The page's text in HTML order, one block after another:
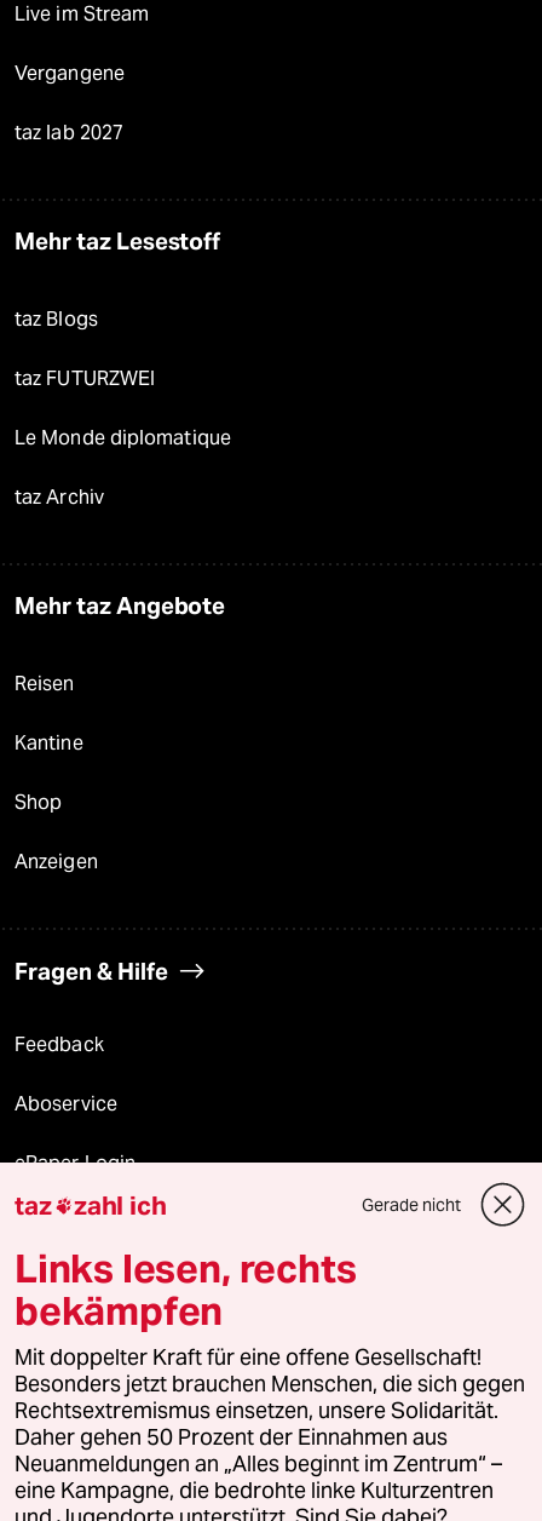
Live im Stream
Vergangene
taz lab 2027
Mehr taz Lesestoff
taz Blogs
taz FUTURZWEI
Le Monde diplomatique
taz Archiv
Mehr taz Angebote
Reisen
Kantine
Shop
Anzeigen
Fragen & Hilfe
Feedback
Aboservice
ePaper Login
Downloads für Abonnierende
© 2026 taz Verlags und Vertriebs GmbH
Alle Rechte vorbehalten. Bei rechtlichen Fragen oder für Genehmigungen
wenden Sie sich bitte an
lizenzen@taz.de
Feedback Redaktionsstatut Kommune-Richtlinien
Leitlinie Informant Datenschutz Impressum AGB
taz zahl ich Gerade nicht
Links lesen, rechts
bekämpfen
Mit doppelter Kraft für eine offene Gesellschaft!
Besonders jetzt brauchen Menschen, die sich gegen
Rechtsextremismus einsetzen, unsere Solidarität.
Daher gehen 50 Prozent der Einnahmen aus
Neuanmeldungen an „Alles beginnt im Zentrum“ –
eine Kampagne, die bedrohte linke Kulturzentren